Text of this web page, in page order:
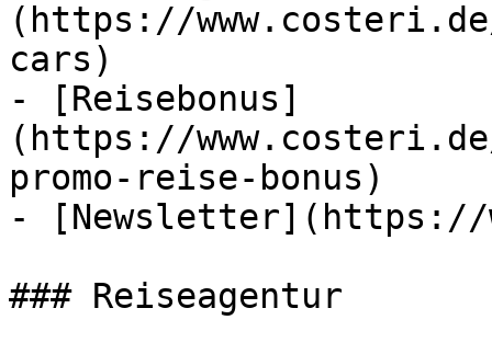
(https://
cars)
- [Reisebonus]
(https://
promo-reise-bonus)
- [Newsletter](https://
### Reiseagentur